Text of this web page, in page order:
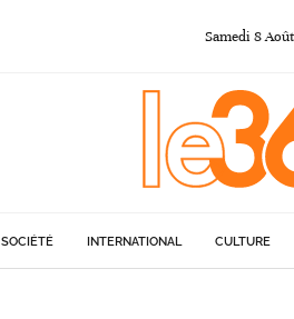
Samedi 8Août
SOCIÉTÉ INTERNATIONAL CULTURE